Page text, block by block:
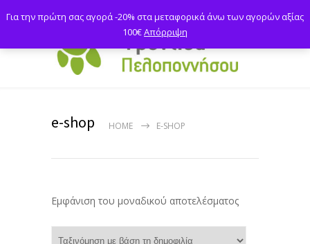
e-shop HOME E-SHOP
Εμφάνιση του μοναδικού αποτελέσματος
Για την πρώτη σας αγορά -20% στα μεταφορικά άνω των αγορών αξίας
100€Απόρριψη